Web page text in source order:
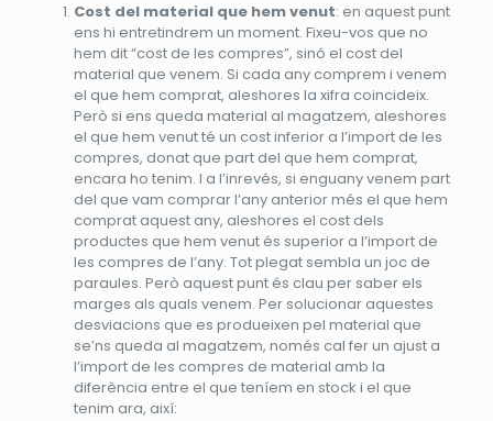
Cost del material que hem venut: en aquest punt
ens hi entretindrem un moment. Fixeu-vos que no
hem dit “cost de les compres”, sinó el cost del
material que venem. Si cada any comprem i venem
el que hem comprat, aleshores la xifra coincideix.
Però si ens queda material al magatzem, aleshores
el que hem venut té un cost inferior a l’import de les
compres, donat que part del que hem comprat,
encara ho tenim. I a l’inrevés, si enguany venem part
del que vam comprar l’any anterior més el que hem
comprat aquest any, aleshores el cost dels
productes que hem venut és superior a l’import de
les compres de l’any. Tot plegat sembla un joc de
paraules. Però aquest punt és clau per saber els
marges als quals venem. Per solucionar aquestes
desviacions que es produeixen pel material que
se’ns queda al magatzem, només cal fer un ajust a
l’import de les compres de material amb la
diferència entre el que teníem en stock i el que
tenim ara, així: